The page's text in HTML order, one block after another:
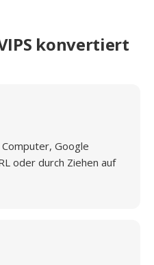
konvertiert
Google
oder durch Ziehen auf